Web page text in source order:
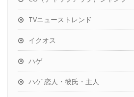
TVニューストレンド
イクオス
ハゲ
ハゲ 恋人・彼氏・主人